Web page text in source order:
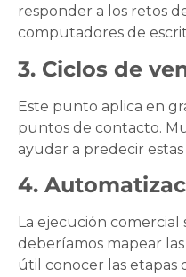
responder a los retos
computadores de
3. Ciclos de
Este punto aplica en
puntos de contacto.
ayudar a predecir
4.
La ejecución
deberíamos mapear
útil conocer las etapas